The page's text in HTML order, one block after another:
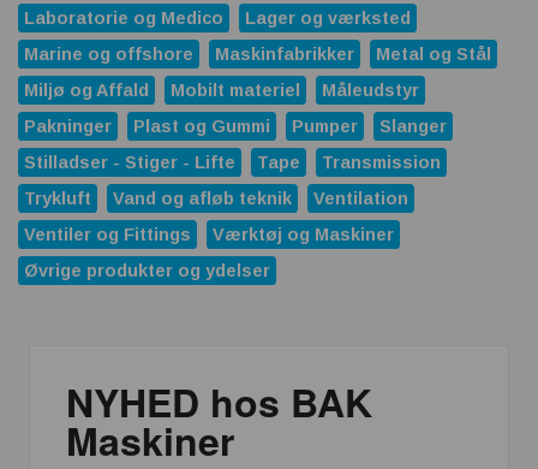
Laboratorie og Medico
Lager og værksted
Marine og offshore
Maskinfabrikker
Metal og Stål
Miljø og Affald
Mobilt materiel
Måleudstyr
Pakninger
Plast og Gummi Pumper
Slanger
Stilladser - Stiger - Lifte
Tape
Transmission
Trykluft
Vand og afløb teknik
Ventilation
Ventiler og Fittings
Værktøj og Maskiner
Øvrige produkter og ydelser
NYHED hos BAK
Maskiner